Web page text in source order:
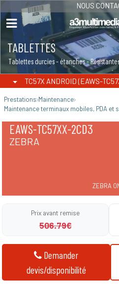
NOUS
TABLETTES
Tablettes durcies - étanches -
TC57X ANDROID (EAWS-
Prestations Maintenance
Maintenance terminaux mobiles, PDA
EAWS-TC57XX-2CD3
ZEBRA
ZEBRA
Prix avant remise
506.79€
Demander
devis/disponibilité